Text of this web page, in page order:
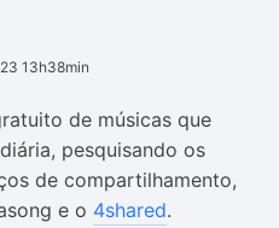
13h38min
de músicas que
pesquisando os
de compartilhamento,
e o 4shared.